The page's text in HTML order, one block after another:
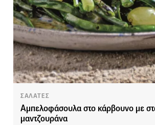
ΣΑΛΑΤΕΣ
Αμπελοφάσουλα στο κάρβουνο με
μαντζουράνα